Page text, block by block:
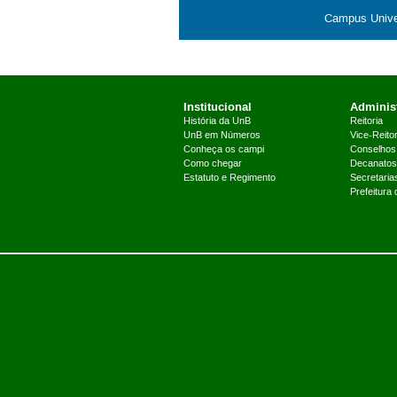
Campus
Institucional
História da UnB
UnB em Números
Conheça os campi
Como chegar
Estatuto e Regimento
Reitoria
Vice-
Decanatos
Prefeitura